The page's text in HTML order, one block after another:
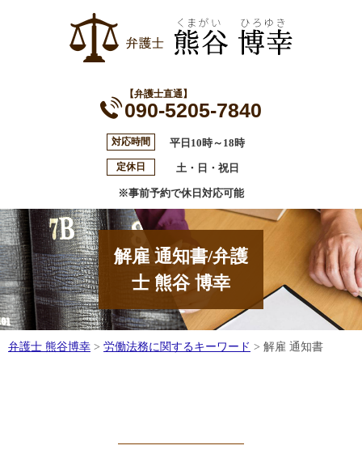
【弁護士直通】
090-5205-7840
対応時間 平日10時～18時
定休日 土・日・祝日
※事前予約で休日対応可能
解雇 通知書/弁護
士 熊谷 博幸
弁護士 熊谷博幸 > 労働法務に関するキーワード > 解雇 通知書